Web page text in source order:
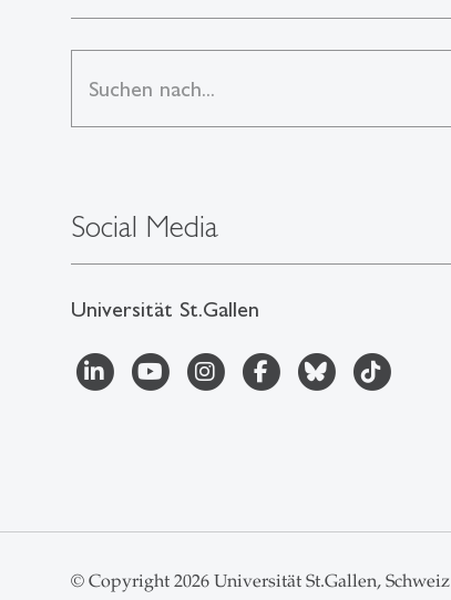
Social Media
Universität St.Gallen
© Copyright 2026 Universität St.Gallen, Schweiz